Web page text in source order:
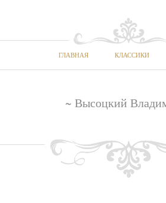
ГЛАВНАЯ КЛАССИКИ
~ Высоцкий